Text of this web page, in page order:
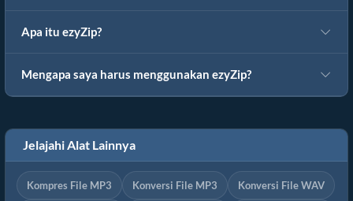
Apa itu ezyZip?
Mengapa saya harus menggunakan ezyZip?
Jelajahi Alat Lainnya
Kompres File MP3 Konversi File MP3 Konversi File WAV